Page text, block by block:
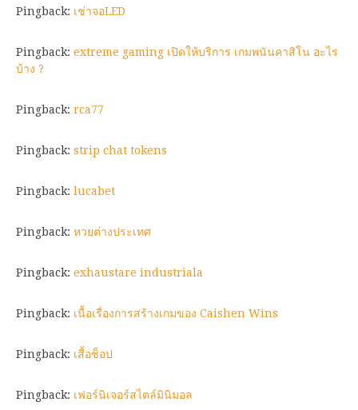
Pingback: เช่าจอLED
Pingback: extreme gaming เปิดให้บริการ เกมพนันคาสิโน อะไร
บ้าง ?
Pingback: rca77
Pingback: strip chat tokens
Pingback: lucabet
Pingback: หวยต่างประเทศ
Pingback: exhaustare industriala
Pingback: เนื้อเรื่องการสร้างเกมของ Caishen Wins
Pingback: เสื้อช็อป
Pingback: เฟอร์นิเจอร์สไตล์มินิมอล